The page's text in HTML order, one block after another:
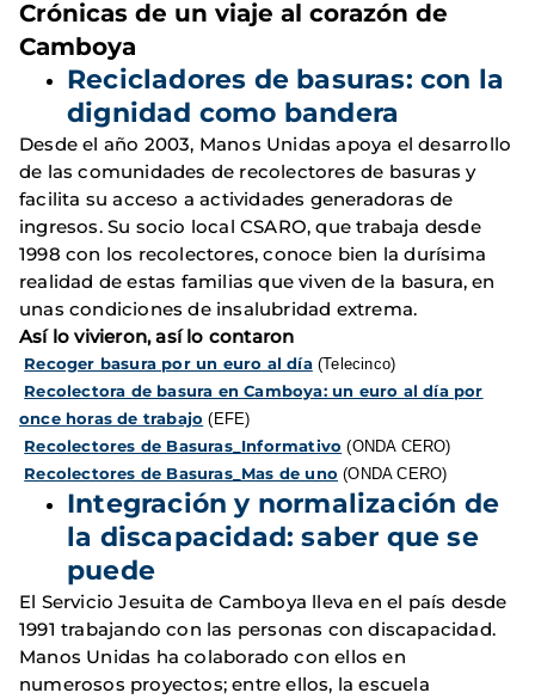
Crónicas de un viaje al corazón de
Camboya
Recicladores de basuras: con la
dignidad como bandera
Desde el año 2003, Manos Unidas apoya el desarrollo
de las comunidades de recolectores de basuras y
facilita su acceso a actividades generadoras de
ingresos. Su socio local CSARO, que trabaja desde
1998 con los recolectores, conoce bien la durísima
realidad de estas familias que viven de la basura, en
unas condiciones de insalubridad extrema.
Así lo vivieron, así lo contaron
Recoger basura por un euro al día(Telecinco)
Recolectora de basura en Camboya: un euro al día por
once horas de trabajo (EFE)
Recolectores de Basuras_Informativo (ONDA CERO)
Recolectores de Basuras_Mas de uno (ONDA CERO)
Integración y normalización de
la discapacidad: saber que se
puede
El Servicio Jesuita de Camboya lleva en el país desde
1991 trabajando con las personas con discapacidad.
Manos Unidas ha colaborado con ellos en
numerosos proyectos; entre ellos, la escuela